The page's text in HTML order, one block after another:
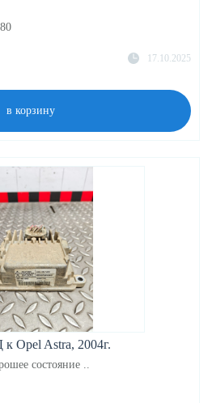
17.10.2025
в корзину
Opel Astra, 2004г.
состояние ..